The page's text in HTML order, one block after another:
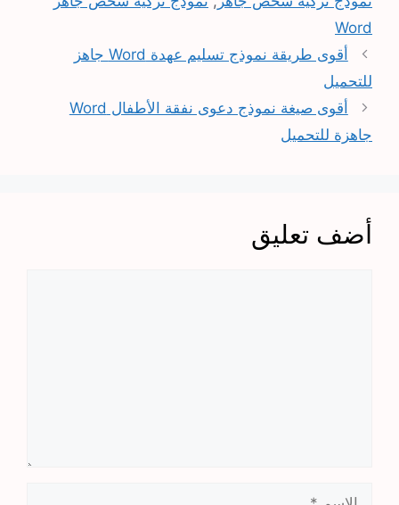
Word
أقوى طريقة نموذج تسليم عهدة Word جاهز
للتحميل
أقوى صيغة نموذج دعوى نفقة الأطفال Word
جاهزة للتحميل
أضف تعليق